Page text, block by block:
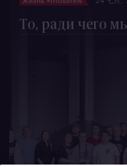
То, ради чего